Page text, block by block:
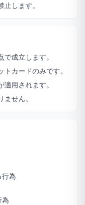
します。
成立します。
カードのみです。
用されます。
せん。
行為
為